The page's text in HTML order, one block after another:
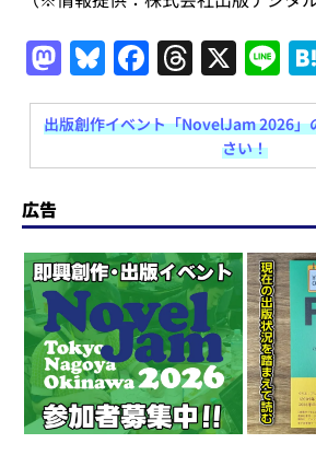
M
a
st
o
o
n
Bl
u
e
s
y
F
a
c
e
o
o
k
T
h
re
a
s
X Li
n
e
出版創作イベント「NovelJam 2026」
さい！
広告